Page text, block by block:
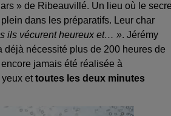
» de Ribeauvillé. Un lieu où le
dans les préparatifs. Leur char
ils vécurent heureux et… ». Jérémy
nécessité plus de 200 heures de
jamais été réalisée à
ettoutes les deux minutes